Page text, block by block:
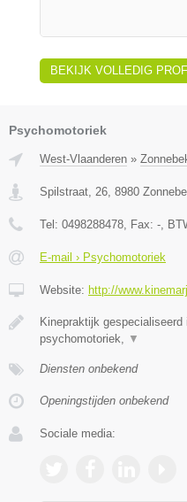
BEKIJK VOLLEDIG
Psychomotoriek
West-Vlaanderen »
Spilstraat, 26, 8980
Tel: 0498288478, Fax: -,
E-mail › Psychomotoriek
Website: http://
Kinepraktijk
psychomotoriek, ▼
Diensten onbekend
Openingstijden onbekend
Sociale media: